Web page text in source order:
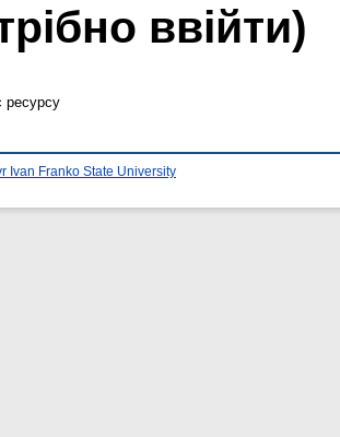
ввійти)
ресурсу
Ivan Franko State University